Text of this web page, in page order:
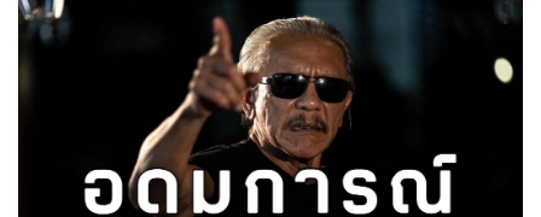
• Cyber BIZ
•
Good health & Well-being
Green Innovation & SD
Management & HR
MGR Live